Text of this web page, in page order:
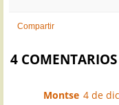
Compartir
4
Montse 4 de